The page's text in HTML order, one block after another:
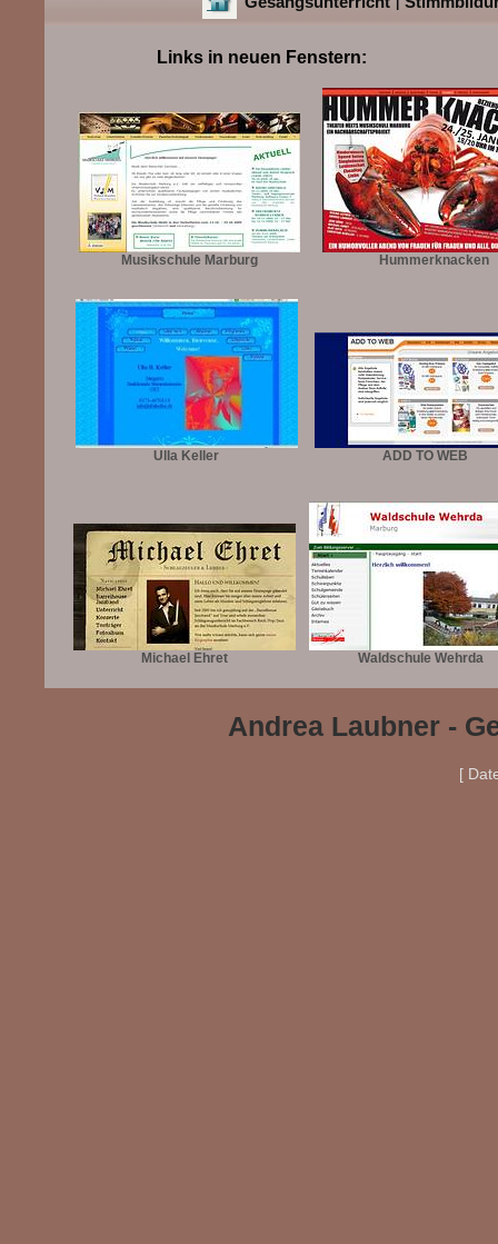
Links in neuen Fenstern:
Musikschule Marburg Hummerknacken
Ulla Keller ADD TO WEB
Michael Ehret Waldschule Wehrda
Andrea Laubner -
[